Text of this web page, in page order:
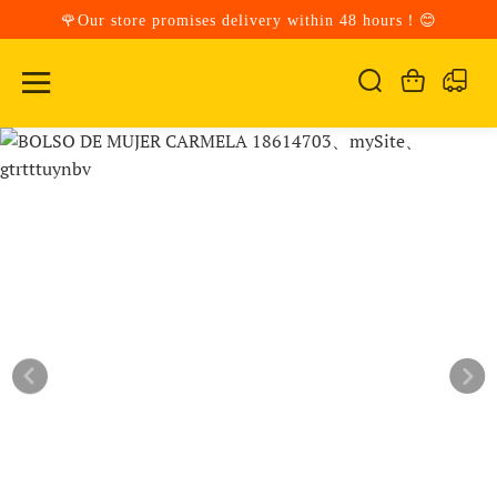
🌹Our store promises delivery within 48 hours！😊